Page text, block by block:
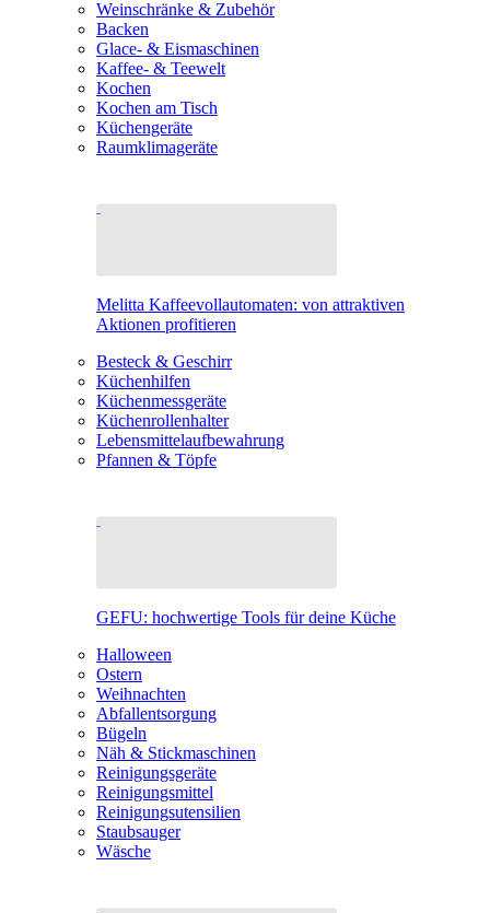
Weinschränke & Zubehör
Backen
Glace- & Eismaschinen
Kaffee- & Teewelt
Kochen
Kochen am Tisch
Küchengeräte
Raumklimageräte
Melitta Kaffeevollautomaten: von attraktiven
Aktionen profitieren
Besteck & Geschirr
Küchenhilfen
Küchenmessgeräte
Küchenrollenhalter
Lebensmittelaufbewahrung
Pfannen & Töpfe
GEFU: hochwertige Tools für deine Küche
Halloween
Ostern
Weihnachten
Abfallentsorgung
Bügeln
Näh & Stickmaschinen
Reinigungsgeräte
Reinigungsmittel
Reinigungsutensilien
Staubsauger
Wäsche